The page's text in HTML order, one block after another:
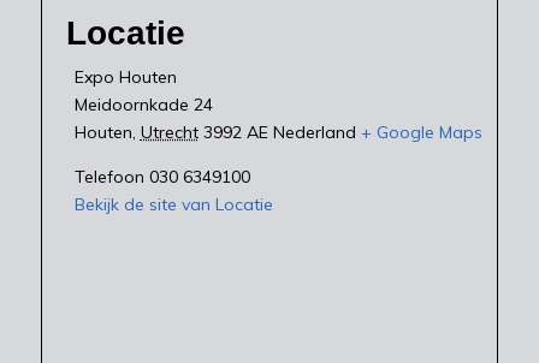
Locatie
Expo Houten
Meidoornkade 24
Houten, Utrecht 3992 AE Nederland + Google Maps
Telefoon 030 6349100
Bekijk de site van Locatie